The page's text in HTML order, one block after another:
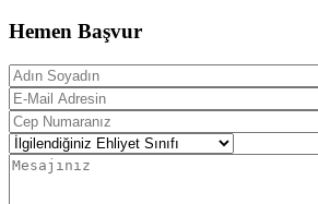
Hemen Başvur